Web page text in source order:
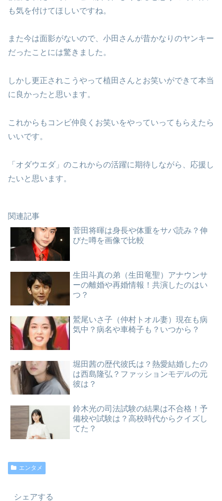
も気を付けてほしいですね。
また今は面影がないので、小田さんが昔かなりのヤンキー
だったことには驚きました。
しかし更正されこうやって植田さんとお笑いができて本当
に良かったと思います。
これからもコンビ仲良くお笑いをやっていってもらえたら
いいです。
「オダウエダ」のこれからの活躍に期待しながら、応援し
たいと思います。
関連記事
菅田将暉は身長や体重をサバ読み？伸
びた噂を画像で比較
生田斗真の弟（生田竜聖）アナウンサ
ーの離婚や再婚情報！共演したのはい
つ？
鷲尾いさ子（仲村トオル妻）現在も病
気中？病名や車椅子も？いつから？
堀田茜の歴代彼氏は？熱愛結婚したの
は西島隆弘？ファッションモデルの元
彼は？
鈴木光の司法試験の結果は不合格！予
備校や試験は？高校時代からクイズし
てた？
エンタメ
シェアする